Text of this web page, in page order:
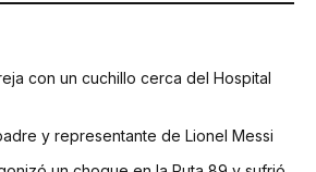
con un cuchillo cerca del Hospital
y representante de Lionel Messi